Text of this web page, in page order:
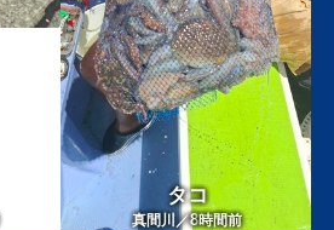
タコ
真間川／8時間前